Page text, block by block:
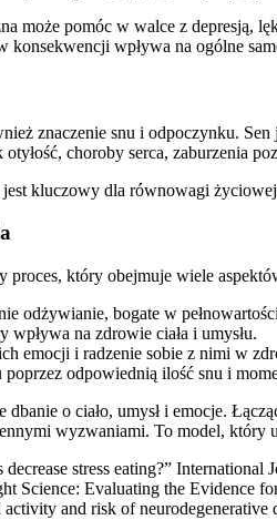
może pomóc w walce z depresją,
konsekwencji wpływa na ogólne
znaczenie snu i odpoczynku.
choroby serca, zaburzenia
kluczowy dla równowagi
który obejmuje wiele
odżywianie, bogate w
wpływa na zdrowie ciała i umysłu.
emocji i radzenie sobie z nimi w
poprzez odpowiednią ilość snu i
o ciało, umysł i emocje.
wyzwaniami. To model, który
stress eating?” International
Science: Evaluating the Evidence
and risk of